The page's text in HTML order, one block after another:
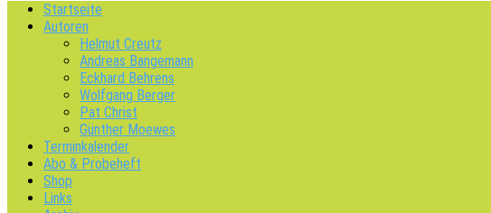
Startseite
Autoren
Helmut Creutz
Andreas Bangemann
Eckhard Behrens
Wolfgang Berger
Pat Christ
Günther Moewes
Terminkalender
Abo & Probeheft
Shop
Links